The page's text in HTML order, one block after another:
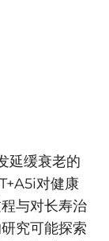
延缓衰老的
对健康
与对长寿治
究可能探索